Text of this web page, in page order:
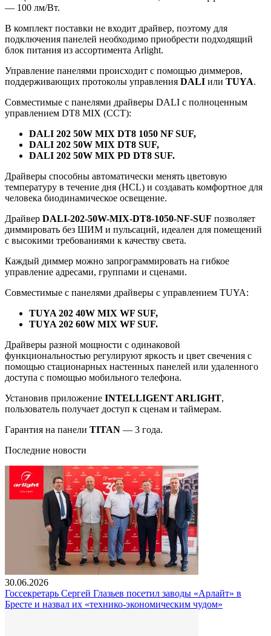
— 100 лм/Вт.
В комплект поставки не входит драйвер, поэтому для
подключения панелей необходимо приобрести подходящий
блок питания из ассортимента Arlight.
Управление панелями происходит с помощью диммеров,
поддерживающих протоколы управления DALI или TUYA.
Совместимые с панелями драйверы DALI с полноценным
управлением DT8 MIX (ССТ):
DALI 202 50W MIX DT8 1050 NF SUF,
DALI 202 50W MIX DT8 SUF,
DALI 202 50W MIX PD DT8 SUF.
Драйверы способны автоматически менять цветовую
температуру в течение дня (HCL) и создавать комфортное для
человека биодинамическое освещение.
Драйвер DALI-202-50W-MIX-DT8-1050-NF-SUF позволяет
диммировать без ШИМ и пульсаций, идеален для помещений
с высокими требованиями к качеству света.
Каждый диммер можно запрограммировать на гибкое
управление адресами, группами и сценами.
Совместимые с панелями драйверы с управлением TUYA:
TUYA 202 40W MIX WF SUF,
TUYA 202 60W MIX WF SUF.
Драйверы разной мощности с одинаковой
функциональностью регулируют яркость и цвет свечения с
помощью стационарных настенных панелей или удаленного
доступа с помощью мобильного телефона.
Установив приложение INTELLIGENT ARLIGHT,
пользователь получает доступ к сценам и таймерам.
Гарантия на панели TITAN — 3 года.
Последние новости
30.06.2026
Госсекретарь Сергей Глазьев посетил заводы «Арлайт» в
Бресте и назвал их «технико-экономическим чудом»